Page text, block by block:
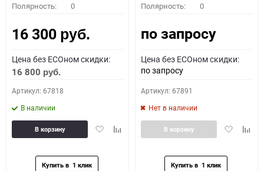
Полярность: 0
16 300 руб.
Цена без ECOном скидки:
16 800 руб.
Артикул: 67818
В наличии
ДобавитьДобавить
В корзину
Полярность: 0
по запросу
Цена без ECOном скидки:
по запросу
Артикул: 67891
Нет в наличии
Добавить
В корзину